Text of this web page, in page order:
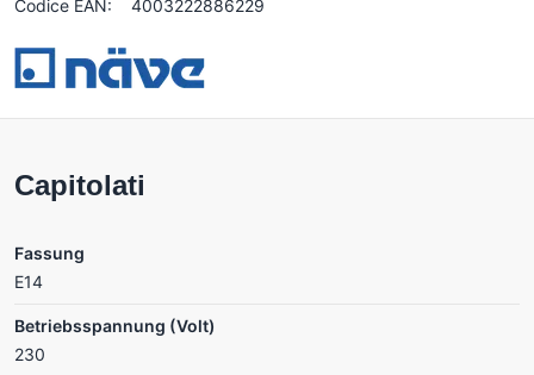
Codice EAN:
4003222886229
Capitolati
Fassung
E14
Betriebsspannung (Volt)
230